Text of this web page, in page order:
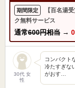
期間限定
【百名湯
ク無料サービス
通常600円相当 →
30代 女
性
コンパクト
冷たすぎな
がおす…